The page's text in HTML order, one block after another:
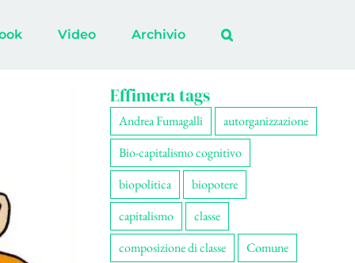
Video Archivio
Effimera tags
Andrea Fumagalli
autorganizzazione
Bio-capitalismo cognitivo
biopolitica
biopotere
capitalismo
classe
composizione di classe
Comune